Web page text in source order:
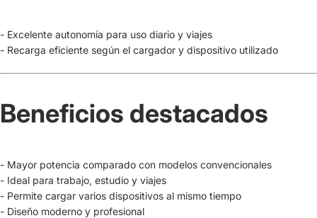
- Excelente autonomía para uso diario y viajes
- Recarga eficiente según el cargador y dispositivo utilizado
Beneficios destacados
- Mayor potencia comparado con modelos convencionales
- Ideal para trabajo, estudio y viajes
- Permite cargar varios dispositivos al mismo tiempo
- Diseño moderno y profesional